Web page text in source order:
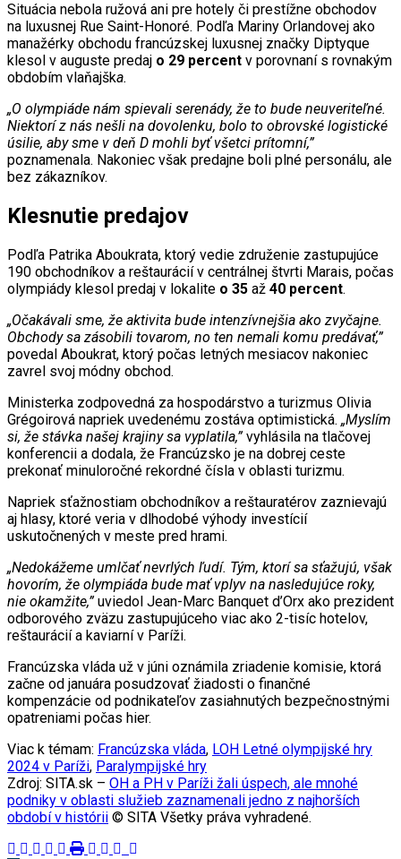
Situácia nebola ružová ani pre hotely či prestížne obchodov
na luxusnej Rue Saint-Honoré. Podľa Mariny Orlandovej ako
manažérky obchodu francúzskej luxusnej značky Diptyque
klesol v auguste predaj o 29 percent v porovnaní s rovnakým
obdobím vlaňajška.
„O olympiáde nám spievali serenády, že to bude neuveriteľné.
Niektorí z nás nešli na dovolenku, bolo to obrovské logistické
úsilie, aby sme v deň D mohli byť všetci prítomní,”
poznamenala. Nakoniec však predajne boli plné personálu, ale
bez zákazníkov.
Klesnutie predajov
Podľa Patrika Aboukrata, ktorý vedie združenie zastupujúce
190 obchodníkov a reštaurácií v centrálnej štvrti Marais, počas
olympiády klesol predaj v lokalite o 35 až 40 percent.
„Očakávali sme, že aktivita bude intenzívnejšia ako zvyčajne.
Obchody sa zásobili tovarom, no ten nemali komu predávať,”
povedal Aboukrat, ktorý počas letných mesiacov nakoniec
zavrel svoj módny obchod.
Ministerka zodpovedná za hospodárstvo a turizmus Olivia
Grégoirová napriek uvedenému zostáva optimistická. „Myslím
si, že stávka našej krajiny sa vyplatila,”vyhlásila na tlačovej
konferencii a dodala, že Francúzsko je na dobrej ceste
prekonať minuloročné rekordné čísla v oblasti turizmu.
Napriek sťažnostiam obchodníkov a reštauratérov zaznievajú
aj hlasy, ktoré veria v dlhodobé výhody investícií
uskutočnených v meste pred hrami.
„Nedokážeme umlčať nevrlých ľudí. Tým, ktorí sa sťažujú, však
hovorím, že olympiáda bude mať vplyv na nasledujúce roky,
nie okamžite,”uviedol Jean-Marc Banquet d’Orx ako prezident
odborového zväzu zastupujúceho viac ako 2-tisíc hotelov,
reštaurácií a kaviarní v Paríži.
Francúzska vláda už v júni oznámila zriadenie komisie, ktorá
začne od januára posudzovať žiadosti o finančné
kompenzácie od podnikateľov zasiahnutých bezpečnostnými
opatreniami počas hier.
Viac k témam: Francúzska vláda, LOH Letné olympijské hry
2024 v Paríži, Paralympijské hry
Zdroj: SITA.sk – OH a PH v Paríži žali úspech, ale mnohé
podniky v oblasti služieb zaznamenali jedno z najhorších
období v histórii © SITA Všetky práva vyhradené.